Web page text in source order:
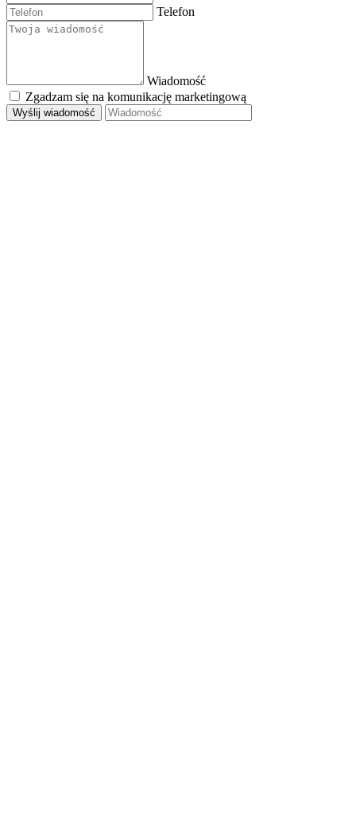
Telefon
Wiadomość
Zgadzam się na komunikację marketingową